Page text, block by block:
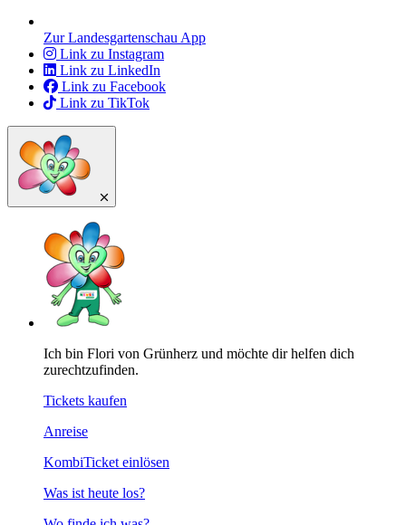
Zur Landesgartenschau App
Link zu Instagram
Link zu LinkedIn
Link zu Facebook
Link zu TikTok
Ich bin Flori von Grünherz und möchte dir helfen dich
zurechtzufinden.
Tickets kaufen
Anreise
KombiTicket einlösen
Was ist heute los?